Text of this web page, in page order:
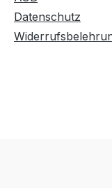
Datenschutz